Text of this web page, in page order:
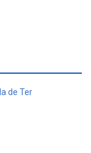
de Ter